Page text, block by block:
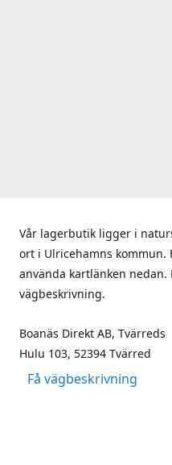
Vår lagerbutik ligger i
ort i Ulricehamns kommun.
använda kartlänken nedan.
vägbeskrivning.
Boanäs Direkt AB, Tvärreds
Hulu 103, 52394 Tvärred
Få vägbeskrivning